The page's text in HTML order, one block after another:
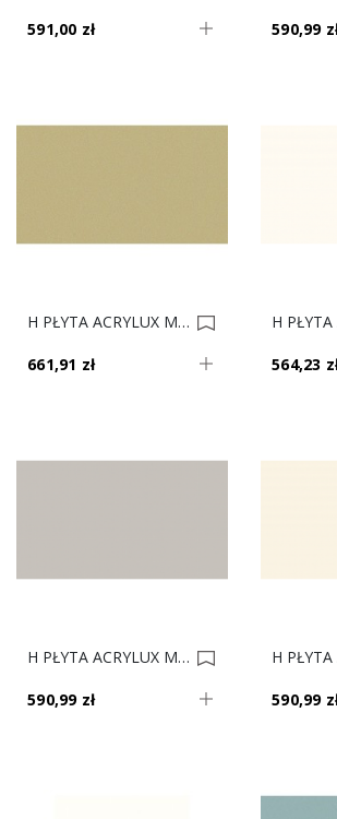
591,00 zł 590,99
H PŁYTA ACRYLUX MAT 7499/7408 KUBANIT METALIK AFP 2800x1300mm Gr.19mm 0020664
661,91 zł 564,23
H PŁYTA ACRYLUX MAT 85468 JASNOSZARY AFP 2800x1300mm Gr.19mm 0015595
590,99 zł 590,99